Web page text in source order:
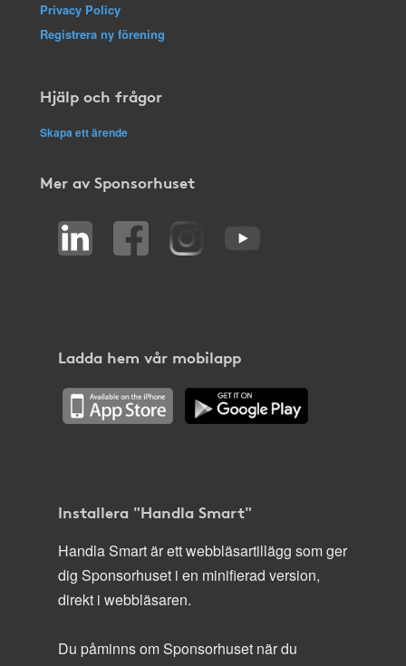
Privacy Policy
Registrera ny förening
Hjälp och frågor
Skapa ett ärende
Mer av Sponsorhuset
Ladda hem vår mobilapp
Installera "Handla Smart"
Handla Smart är ett webbläsartillägg som ger
dig Sponsorhuset i en minifierad version,
direkt i webbläsaren.
Du påminns om Sponsorhuset när du